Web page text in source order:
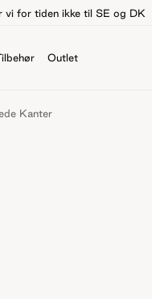
vi for tiden ikke til SE og DK
Outlet
Kanter